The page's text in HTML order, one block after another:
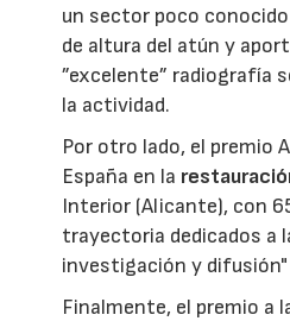
un sector poco
de altura del atún y
”excelente” radiografía
la actividad.
Por otro lado, el premio
España en la
Interior (Alicante), con
trayectoria dedicados a
investigación y difusión"
Finalmente, el premio a